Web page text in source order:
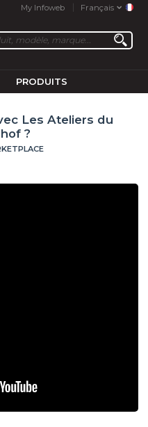
My Infoweb Français
PRODUITS
Les Ateliers du
?